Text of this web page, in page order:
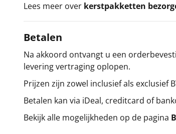
Lees meer over kerstpakketten
Betalen
Na akkoord ontvangt u een
levering vertraging oplopen.
Prijzen zijn zowel inclusief als exclusief
Betalen kan via iDeal, creditcard of
Bekijk alle mogelijkheden op de pagina